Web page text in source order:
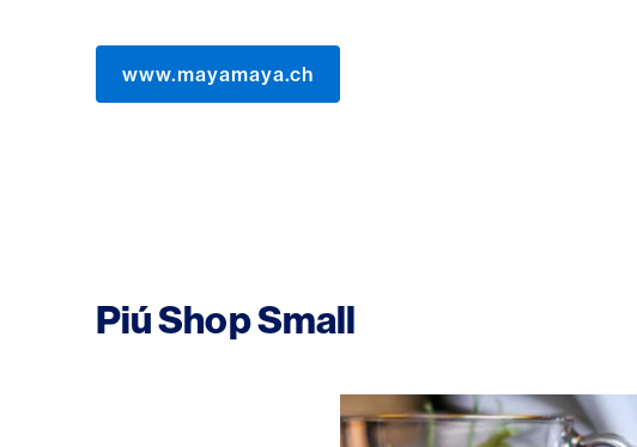
www.mayamaya.ch
Piú Shop Small